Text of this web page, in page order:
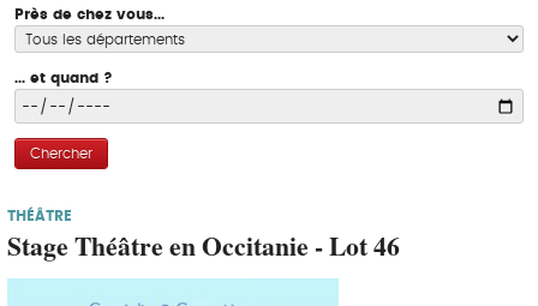
Près de chez vous...
... et quand ?
Chercher
THÉÂTRE
Stage Théâtre en Occitanie - Lot 46